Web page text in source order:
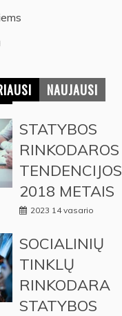
NAUJAUSI
STATYBOS
RINKODAROS
TENDENCIJOS
2018 METAIS
2023 14 vasario
SOCIALINIŲ
TINKLŲ
RINKODARA
STATYBOS